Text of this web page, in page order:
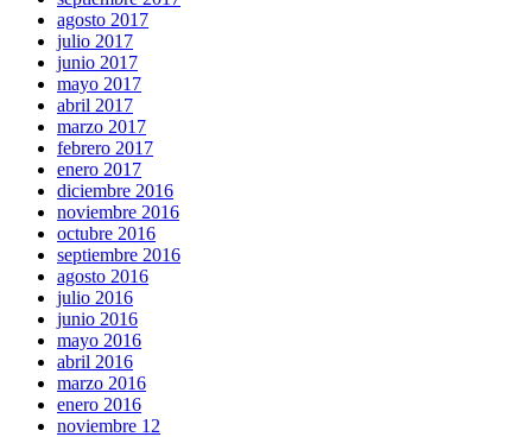
agosto 2017
julio 2017
junio 2017
mayo 2017
abril 2017
marzo 2017
febrero 2017
enero 2017
diciembre 2016
noviembre 2016
octubre 2016
septiembre 2016
agosto 2016
julio 2016
junio 2016
mayo 2016
abril 2016
marzo 2016
enero 2016
noviembre 12